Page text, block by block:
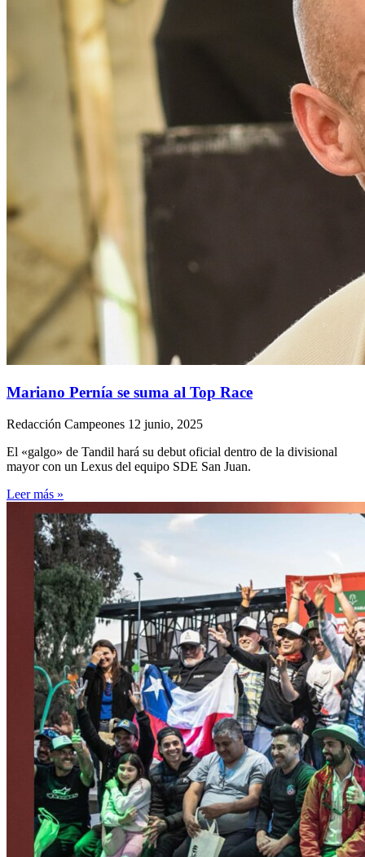
Mariano Pernía se suma al Top Race
Redacción Campeones 12 junio, 2025
El «galgo» de Tandil hará su debut oficial dentro de la divisional
mayor con un Lexus del equipo SDE San Juan.
Leer más »